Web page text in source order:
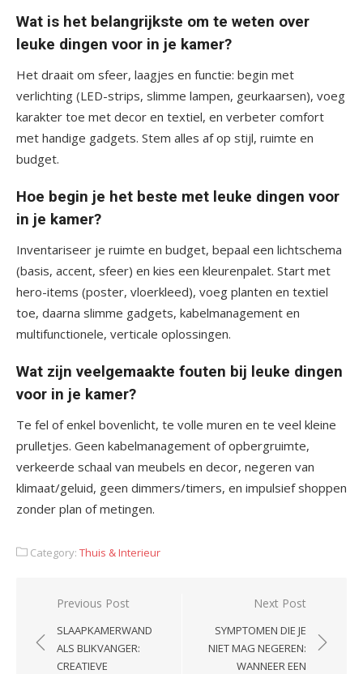
Wat is het belangrijkste om te weten over
leuke dingen voor in je kamer?
Het draait om sfeer, laagjes en functie: begin met
verlichting (LED-strips, slimme lampen, geurkaarsen), voeg
karakter toe met decor en textiel, en verbeter comfort
met handige gadgets. Stem alles af op stijl, ruimte en
budget.
Hoe begin je het beste met leuke dingen voor
in je kamer?
Inventariseer je ruimte en budget, bepaal een lichtschema
(basis, accent, sfeer) en kies een kleurenpalet. Start met
hero-items (poster, vloerkleed), voeg planten en textiel
toe, daarna slimme gadgets, kabelmanagement en
multifunctionele, verticale oplossingen.
Wat zijn veelgemaakte fouten bij leuke dingen
voor in je kamer?
Te fel of enkel bovenlicht, te volle muren en te veel kleine
prulletjes. Geen kabelmanagement of opbergruimte,
verkeerde schaal van meubels en decor, negeren van
klimaat/geluid, geen dimmers/timers, en impulsief shoppen
zonder plan of metingen.
Category: Thuis & Interieur
Post
navigation
Previous Post
SLAAPKAMERWAND
ALS BLIKVANGER:
CREATIEVE
Next Post
SYMPTOMEN DIE JE
NIET MAG NEGEREN:
WANNEER EEN